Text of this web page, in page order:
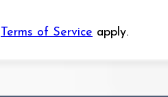
Terms of Service apply.